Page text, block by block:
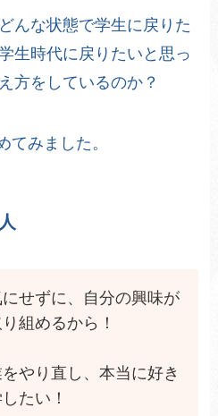
んな状態で学生に戻りた
生時代に戻りたいと思っ
方をしているのか？
てみました。
にせずに、自分の興味が
組めるから！
をやり直し、本当に好き
たい！